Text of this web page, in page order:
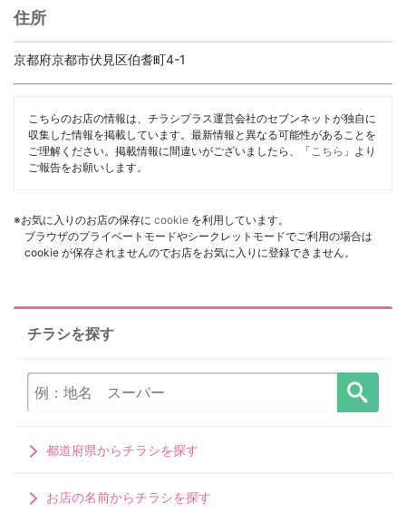
住所
京都府京都市伏見区伯耆町4-1
こちらのお店の情報は、チラシプラス運営会社のセブンネットが独自に
収集した情報を掲載しています。最新情報と異なる可能性があることを
ご理解ください。掲載情報に間違いがございましたら、「 こちら 」より
ご報告をお願いします。
※お気に入りのお店の保存に cookie を利用しています。
ブラウザのプライベートモードやシークレットモードでご利用の場合は
cookie が保存されませんのでお店をお気に入りに登録できません。
チラシを探す
都道府県からチラシを探す
お店の名前からチラシを探す